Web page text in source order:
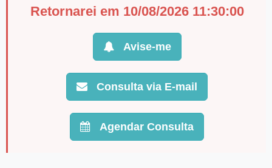
Retornarei em 10/08/2026 11:30:00
Avise-me
Consulta via E-mail
Agendar Consulta